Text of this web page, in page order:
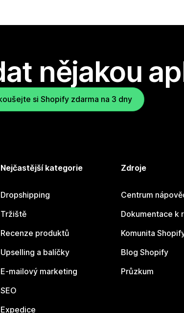
nějakou
si Shopify zdarma na 3 dny
Nejčastější kategorie
Dropshipping
Tržiště
Recenze produktů
Upselling a balíčky
E-mailový marketing
SEO
Expedice
Zdroje
Centrum
Dokumentace k
Komunita
Blog Shopify
Průzkum